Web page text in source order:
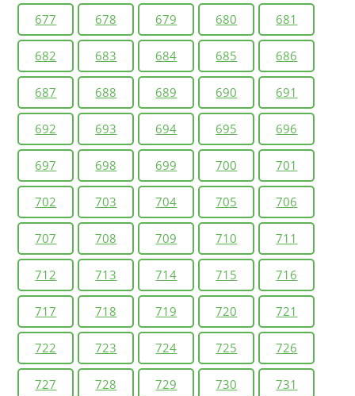
677 678 679 680 681
682 683 684 685 686
687 688 689 690 691
692 693 694 695 696
697 698 699 700 701
702 703 704 705 706
707 708 709 710 711
712 713 714 715 716
717 718 719 720 721
722 723 724 725 726
727 728 729 730 731